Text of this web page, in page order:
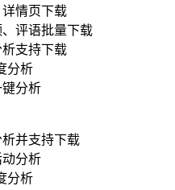
详情页下载
、评语批量下载
析支持下载
分析
键分析
析并支持下载
动分析
分析